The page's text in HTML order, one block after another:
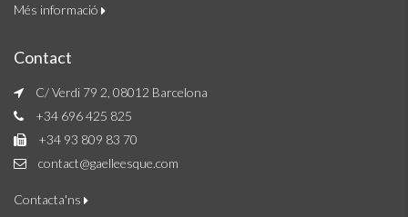
Més informació
Contact
C/ Verdi 79 2, 08012 Barcelona
+34 696 425 825
+34 93 809 83 70
contact@gaelleesque.com
Contacta'ns